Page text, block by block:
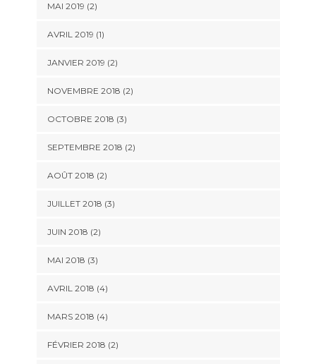
MAI 2019 (2)
AVRIL 2019 (1)
JANVIER 2019 (2)
NOVEMBRE 2018 (2)
OCTOBRE 2018 (3)
SEPTEMBRE 2018 (2)
AOÛT 2018 (2)
JUILLET 2018 (3)
JUIN 2018 (2)
MAI 2018 (3)
AVRIL 2018 (4)
MARS 2018 (4)
FÉVRIER 2018 (2)